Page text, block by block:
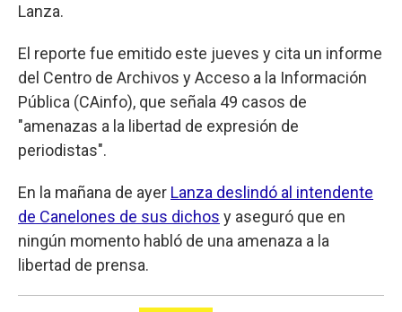
Lanza.
El reporte fue emitido este jueves y cita un informe
del Centro de Archivos y Acceso a la Información
Pública (CAinfo), que señala 49 casos de
"amenazas a la libertad de expresión de
periodistas".
En la mañana de ayer Lanza deslindó al intendente
de Canelones de sus dichos y aseguró que en
ningún momento habló de una amenaza a la
libertad de prensa.